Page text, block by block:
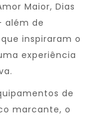
Maior, Dias
além de
inspiraram o
experiência
de
marcante, o